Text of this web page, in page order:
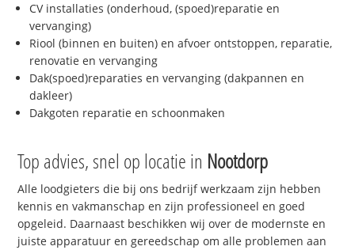
CV installaties (onderhoud, (spoed)reparatie en
vervanging)
Riool (binnen en buiten) en afvoer ontstoppen, reparatie,
renovatie en vervanging
Dak(spoed)reparaties en vervanging (dakpannen en
dakleer)
Dakgoten reparatie en schoonmaken
Top advies, snel op locatie in Nootdorp
Alle loodgieters die bij ons bedrijf werkzaam zijn hebben
kennis en vakmanschap en zijn professioneel en goed
opgeleid. Daarnaast beschikken wij over de modernste en
juiste apparatuur en gereedschap om alle problemen aan